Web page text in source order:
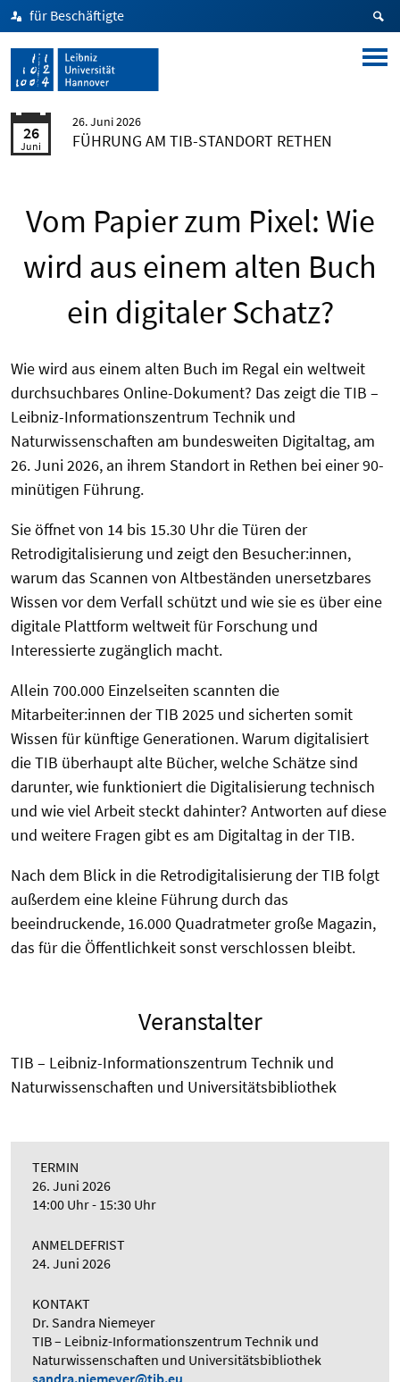
für Beschäftigte
26
Juni
26. Juni 2026
FÜHRUNG AM TIB-STANDORT RETHEN
Vom Papier zum Pixel: Wie
wird aus einem alten Buch
ein digitaler Schatz?
Wie wird aus einem alten Buch im Regal ein weltweit
durchsuchbares Online-Dokument? Das zeigt die TIB –
Leibniz-Informationszentrum Technik und
Naturwissenschaften am bundesweiten Digitaltag, am
26. Juni 2026, an ihrem Standort in Rethen bei einer 90-
minütigen Führung.
Sie öffnet von 14 bis 15.30 Uhr die Türen der
Retrodigitalisierung und zeigt den Besucher:innen,
warum das Scannen von Altbeständen unersetzbares
Wissen vor dem Verfall schützt und wie sie es über eine
digitale Plattform weltweit für Forschung und
Interessierte zugänglich macht.
Allein 700.000 Einzelseiten scannten die
Mitarbeiter:innen der TIB 2025 und sicherten somit
Wissen für künftige Generationen. Warum digitalisiert
die TIB überhaupt alte Bücher, welche Schätze sind
darunter, wie funktioniert die Digitalisierung technisch
und wie viel Arbeit steckt dahinter? Antworten auf diese
und weitere Fragen gibt es am Digitaltag in der TIB.
Nach dem Blick in die Retrodigitalisierung der TIB folgt
außerdem eine kleine Führung durch das
beeindruckende, 16.000 Quadratmeter große Magazin,
das für die Öffentlichkeit sonst verschlossen bleibt.
Veranstalter
TIB – Leibniz-Informationszentrum Technik und
Naturwissenschaften und Universitätsbibliothek
TERMIN
26. Juni 2026
14:00 Uhr - 15:30 Uhr
ANMELDEFRIST
24. Juni 2026
KONTAKT
Dr. Sandra Niemeyer
TIB – Leibniz-Informationszentrum Technik und
Naturwissenschaften und Universitätsbibliothek
sandra.niemeyer@tib.eu